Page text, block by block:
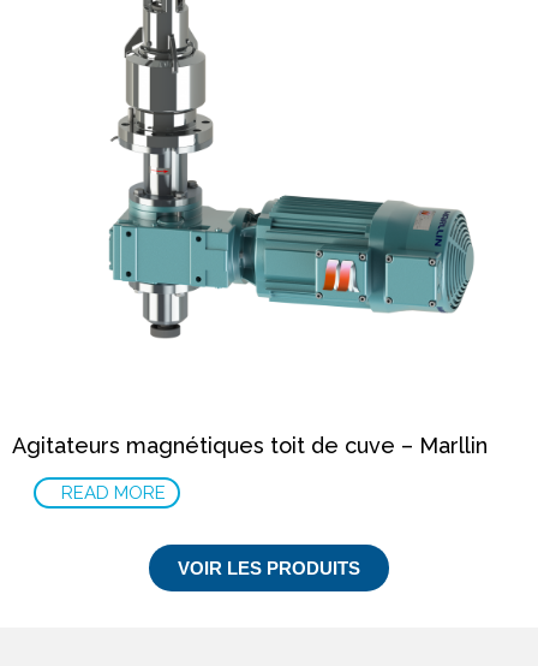
Agitateurs magnétiques toit de cuve – Marllin
READ MORE
VOIR LES PRODUITS